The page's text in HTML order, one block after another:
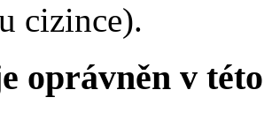
cizince).
oprávněn v